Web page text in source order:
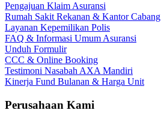
Pengajuan Klaim Asuransi
Rumah Sakit Rekanan & Kantor Cabang
Layanan Kepemilikan Polis
FAQ & Informasi Umum Asuransi
Unduh Formulir
CCC & Online Booking
Testimoni Nasabah AXA Mandiri
Kinerja Fund Bulanan & Harga Unit
Perusahaan Kami